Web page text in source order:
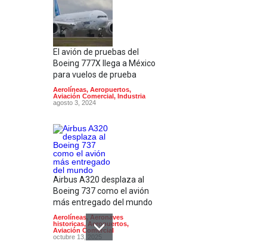
El avión de pruebas del
Boeing 777X llega a México
para vuelos de prueba
Aerolíneas, Aeropuertos,
Aviación Comercial, Industria
agosto 3, 2024
Airbus A320 desplaza al
Boeing 737 como el avión
más entregado del mundo
Aerolíneas, Aeronaves
historicas, Aeropuertos,
Aviación Comercial
octubre 13, 2025